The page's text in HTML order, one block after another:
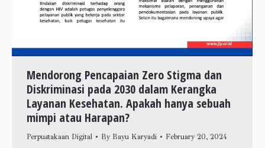
Mendorong Pencapaian Zero Stigma dan
Diskriminasi pada 2030 dalam Kerangka
Layanan Kesehatan. Apakah hanya sebuah
mimpi atau Harapan?
Perpustakaan Digital By Bayu Karyadi February 20, 2024